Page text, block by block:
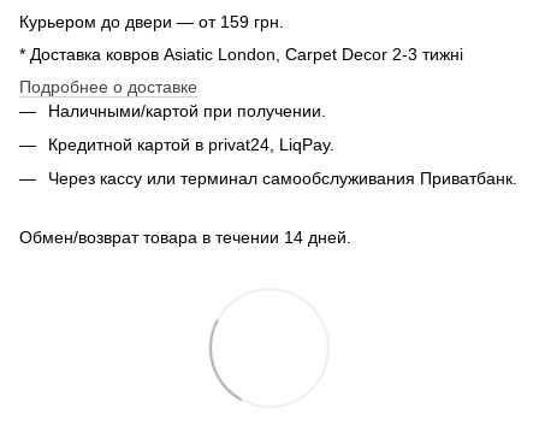
Курьером до двери — от 159 грн.
* Доставка ковров Asiatic London, Carpet Decor 2-3 тижні
Подробнее о доставке
Наличными/картой при получении.
Кредитной картой в privat24, LiqPay.
Через кассу или терминал самообслуживания Приватбанк.
Обмен/возврат товара в течении 14 дней.